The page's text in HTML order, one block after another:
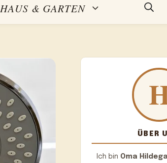
HAUS & GARTEN
ÜBER
Ich bin Oma